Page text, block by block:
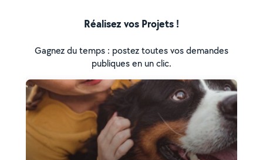
Réalisez vos Projets !
Gagnez du temps : postez toutes vos demandes
publiques en un clic.